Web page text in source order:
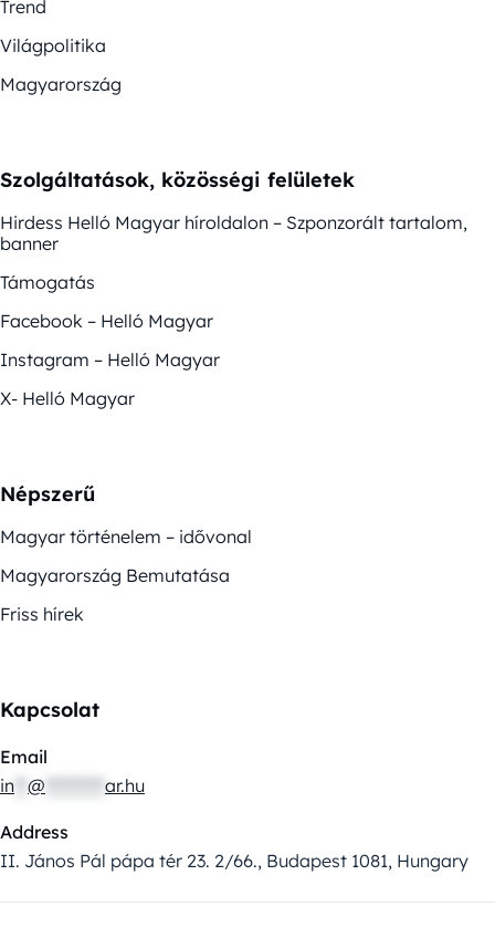
Trend
Világpolitika
Magyarország
Szolgáltatások, közösségi felületek
Hirdess Helló Magyar híroldalon – Szponzorált tartalom,
banner
Támogatás
Facebook – Helló Magyar
Instagram – Helló Magyar
X- Helló Magyar
Népszerű
Magyar történelem – idővonal
Magyarország Bemutatása
Friss hírek
Kapcsolat
Email
in @ ar.hu
Address
II. János Pál pápa tér 23. 2/66., Budapest 1081, Hungary